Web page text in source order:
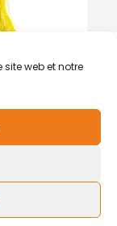
web et notre